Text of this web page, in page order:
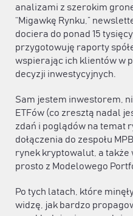
analizami z szerokim
“Migawkę Rynku,”
dociera do ponad 15
przygotowuję raporty
wspierając ich klientów w
decyzji inwestycyjnych.
Sam jestem inwestorem,
ETFów (co zresztą nadal
zdań i poglądów na temat
dołączenia do zespołu
rynek kryptowalut, a także
prosto z Modelowego
Po tych latach, które
widzę, jak bardzo